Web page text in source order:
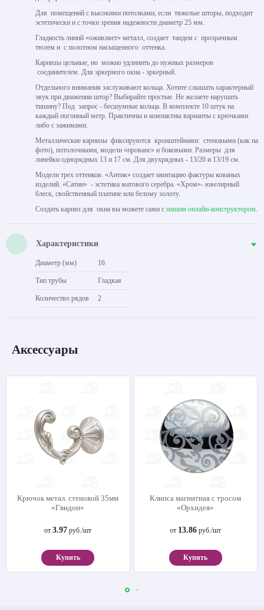
Для помещений с высокими потолками, если тяжелые шторы, подходит
эстетически и с точки зрения надежности диаметр 25 мм.
Гладкость линий «оживляет» металл, создает тандем с прозрачным
тюлем и с полотном насыщенного оттенка.
Карнизы цельные, но можно удлинить до нужных размеров
соединителем. Для эркерного окна - эркерный.
Отдельного внимания заслуживают кольца. Хотите слышать характерный
звук при движении штор? Выбирайте простые. Не желаете нарушать
тишину? Под запрос - бесшумные кольца. В комплекте 10 штук на
каждый погонный метр. Практичны и компактны варианты с крючками
либо с зажимами.
Металлические карнизы фиксируются кронштейнами: стеновыми (как на
фото), потолочными, модели «прованс» и боковыми. Размеры для
линейки однорядных 13 и 17 см. Для двухрядных - 13/20 и 13/19 см.
Модели трех оттенков. «Антик» создает имитацию фактуры кованых
изделий. «Сатин» - эстетика матового серебра. «Хром»- ювелирный
блеск, свойственный платине или белому золоту.
Создать карниз для окна вы можете сами с нашим онлайн-конструктором.
Характеристики
Диаметр (мм) 16
Тип трубы Гладкая
Количество рядов 2
Аксессуары
Крючок метал. стеновой 35мм
«Гвидон»
от3.97 руб./шт
Купить
Клипса магнитная с тросом
«Орхидея»
от 13.86 руб./шт
Купить